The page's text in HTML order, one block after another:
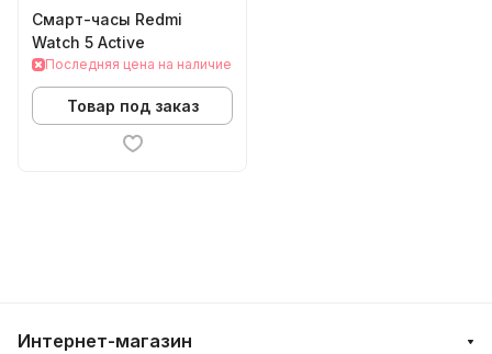
Смарт-часы Redmi
Watch 5 Active
Последняя цена на наличие
Товар под заказ
Интернет-магазин